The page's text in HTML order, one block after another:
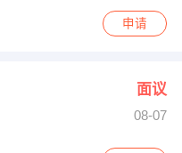
申请
面议
08-07